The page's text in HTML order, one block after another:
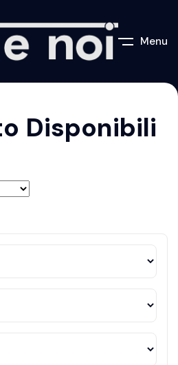
Menu
Disponibili